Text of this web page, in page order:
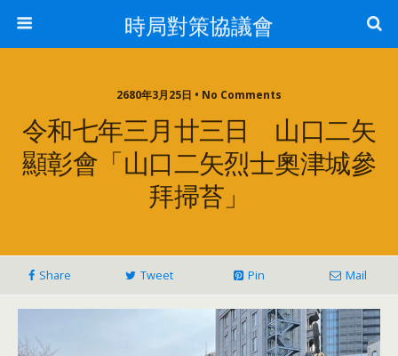
時局對策協議會
2680年3月25日 • No Comments
令和七年三月廿三日 山口二矢
顯彰會「山口二矢烈士奧津城參
拜掃苔」
Share Tweet Pin Mail